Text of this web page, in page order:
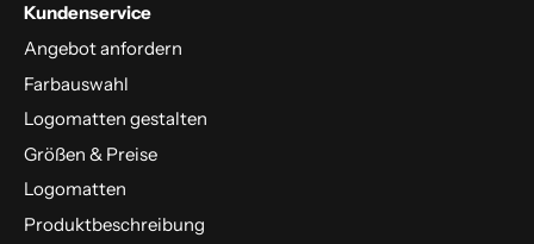
Kundenservice
Angebot anfordern
Farbauswahl
Logomatten gestalten
Größen & Preise
Logomatten
Produktbeschreibung